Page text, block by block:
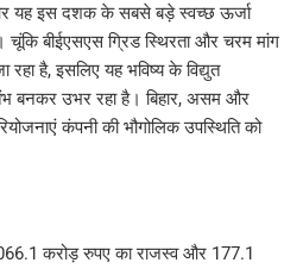
यह इस दशक के सबसे बड़े स्वच्छ ऊर्जा
बीईएसएस ग्रिड स्थिरता और चरम मांग
रहा है, इसलिए यह भविष्य के विद्युत
बनकर उभर रहा है। बिहार, असम और
कंपनी की भौगोलिक उपस्थिति को
करोड़ रुपए का राजस्व और 177.1